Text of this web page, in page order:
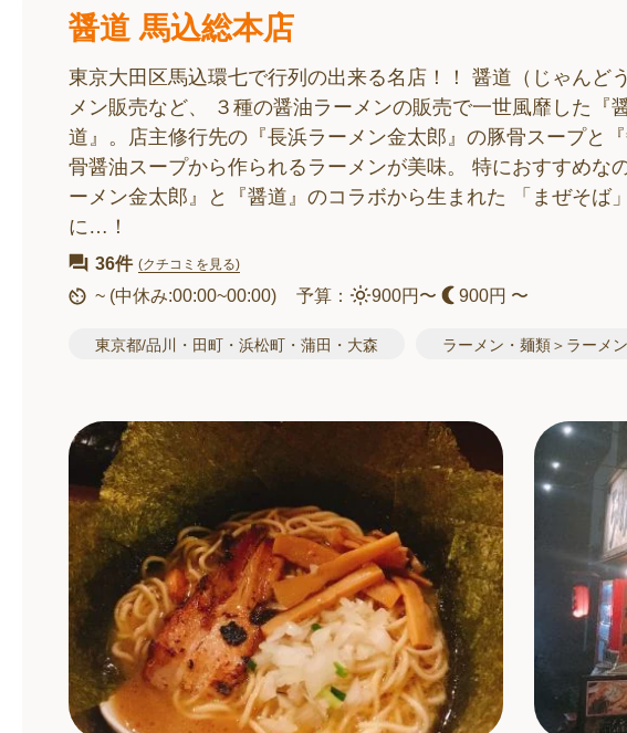
醤道 馬込総本店
東京大田区馬込環七で行列の出来る名店！！ 醤道（じゃんど
メン販売など、 ３種の醤油ラーメンの販売で一世風靡した『
道』。店主修行先の『長浜ラーメン金太郎』の豚骨スープと
骨醤油スープから作られるラーメンが美味。 特におすすめな
ーメン金太郎』と『醤道』のコラボから生まれた 「まぜそば
に…！
36件 (クチコミを見る)
~ (中休み:00:00~00:00) 予算： 900円〜 900円 〜
東京都/品川・田町・浜松町・蒲田・大森 ラーメン・麺類＞ラーメン